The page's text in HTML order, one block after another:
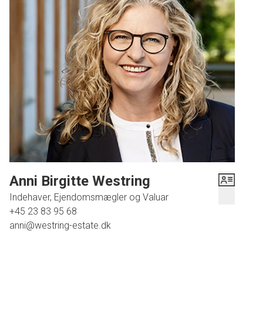
uanset vejret og med plads til i alt 16 heste i de to staldbygninger samt
adgang til folde er der rigeligt med plads til både hobby- og professionelle
Stuehuset har et boligareal på 152 kvm og er bl.a. indrettet med godt
multirum som rummer indgangsparti og grovkøkken, Derudover et dejligt
ældre spisekøkken med gennemgående lys, pholdststue, værelse,
badeværelse samt forstue med opgang til 1. salen. 1. salen er indrettet med
stor stue samt værelse. Dejlig stor og ugenert have i forbindelse med
stuehuset.
I anden bygning er indrettet yderligere en bolig med et boligareal på 156
kvm. Denne bolig er indrettet med køkken/alrum med trappe til 1.salen samt
nyere badeværelse og entre. 1. salen er indrettet med to værelser samt stue.
De to boliger giver fleksible muligheder, enten til at have plads til gæster,
udlejning eller til flere familiemedlemmer.
Anni Birgitte Westring
Indehaver, Ejendomsmægler og Valuar
+45 23 83 95 68
anni@westring-estate.dk